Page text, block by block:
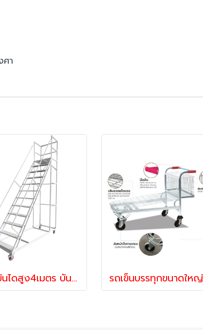
า
รถเข็นบันไดสูง4เมตร บันไดติดล้อ บันไดเหล็ก บันไดเติมสินค้า รุ่นมาตรฐาน Workmate พร้อมส่ง